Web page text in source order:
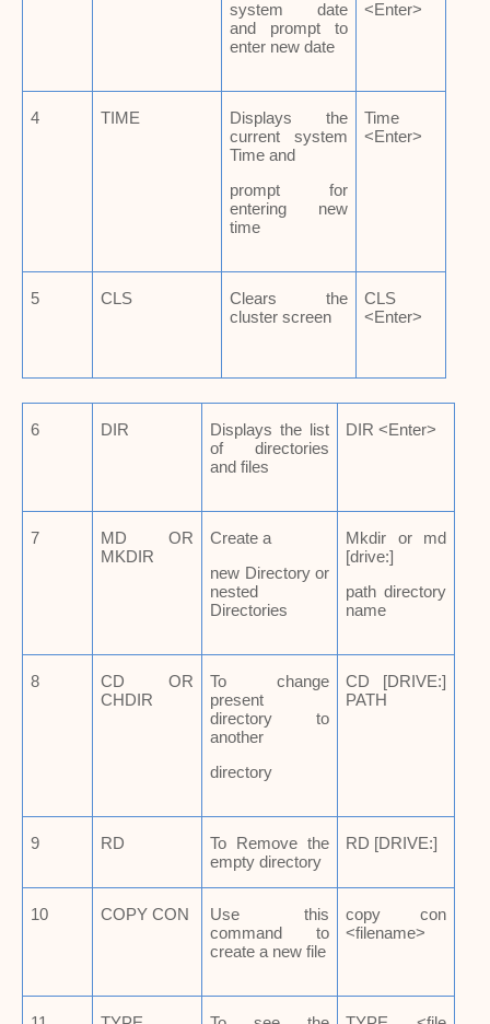
system date
and prompt to
enter new date
<Enter>
4 TIME
Displays the
current system
Time and
prompt for
entering new
time
Time
<Enter>
5 CLS
Clears the
cluster screen
CLS
<Enter>
6 DIR
Displays the list
of directories
and files
DIR <Enter>
7
MD OR
MKDIR
Create a
new Directory or
nested
Directories
Mkdir or md
[drive:]
path directory
name
8
CD OR
CHDIR
To change
present
directory to
another
directory
CD [DRIVE:]
PATH
9 RD
To Remove the
empty directory
RD [DRIVE:]
10 COPY CON
Use this
command to
create a new file
copy con
<filename>